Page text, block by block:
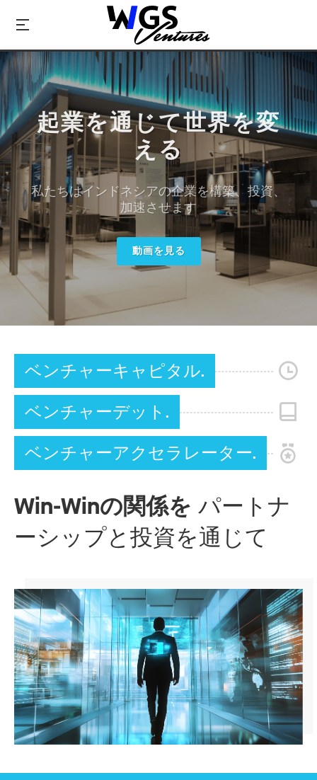
起業を通じて世界を変
える
私たちはインドネシアの企業を構築、投資、
加速させます
動画を見る
ベンチャーキャピタル.
ベンチャーデット.
ベンチャーアクセラレーター.
Win-Winの関係を パートナ
ーシップと投資を通じて